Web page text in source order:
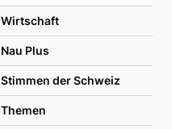
Wirtschaft
Nau Plus
Stimmen der Schweiz
Themen